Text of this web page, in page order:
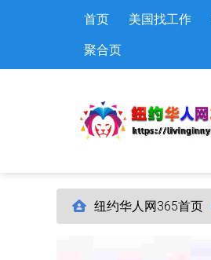
首页 美国找工作
聚合页
纽约华人网365首页